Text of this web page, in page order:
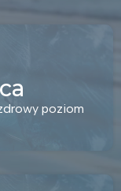
poziom